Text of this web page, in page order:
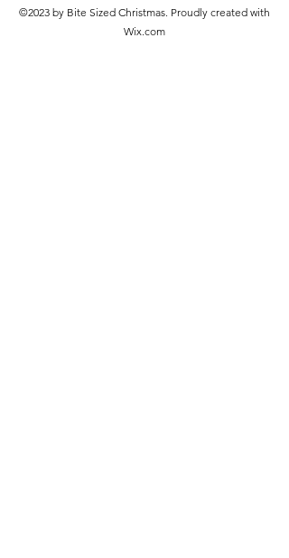
©2023 by Bite Sized Christmas. Proudly created with
Wix.com